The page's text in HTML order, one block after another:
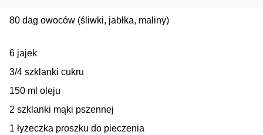
80 dag owoców (śliwki, jabłka, maliny)
6 jajek
3/4 szklanki cukru
150 ml oleju
2 szklanki mąki pszennej
1 łyżeczka proszku do pieczenia